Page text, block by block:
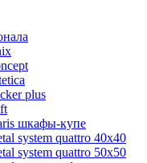
plus
шкафы-купе
system quattro 40x40
system quattro 50x50